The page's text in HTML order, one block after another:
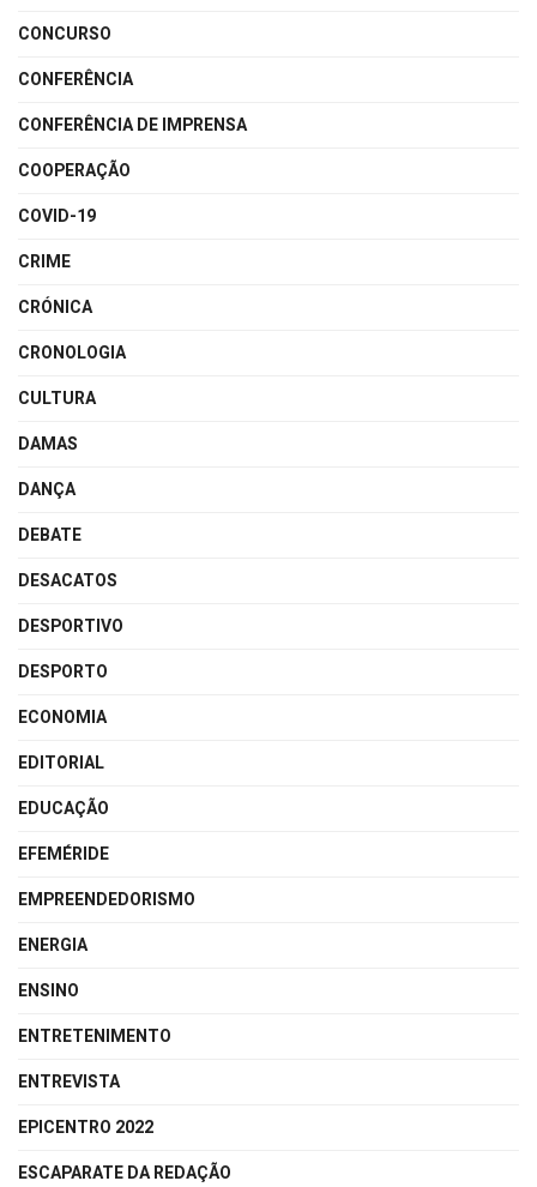
CONCURSO
CONFERÊNCIA
CONFERÊNCIA DE IMPRENSA
COOPERAÇÃO
COVID-19
CRIME
CRÓNICA
CRONOLOGIA
CULTURA
DAMAS
DANÇA
DEBATE
DESACATOS
DESPORTIVO
DESPORTO
ECONOMIA
EDITORIAL
EDUCAÇÃO
EFEMÉRIDE
EMPREENDEDORISMO
ENERGIA
ENSINO
ENTRETENIMENTO
ENTREVISTA
EPICENTRO 2022
ESCAPARATE DA REDAÇÃO